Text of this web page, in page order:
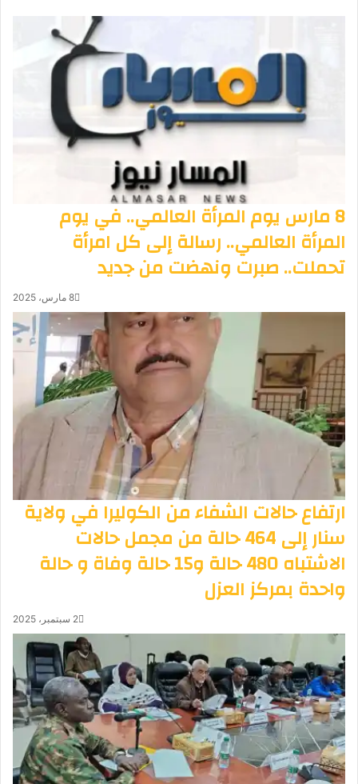
8 مارس يوم المرأة العالمي.. في يوم
المرأة العالمي.. رسالة إلى كل امرأة
تحملت.. صبرت ونهضت من جديد
8 مارس، 2025
ارتفاع حالات الشفاء من الكوليرا في ولاية
سنار إلى 464 حالة من مجمل حالات
الاشتباه 480 حالة و15 حالة وفاة و حالة
واحدة بمركز العزل
2 سبتمبر، 2025